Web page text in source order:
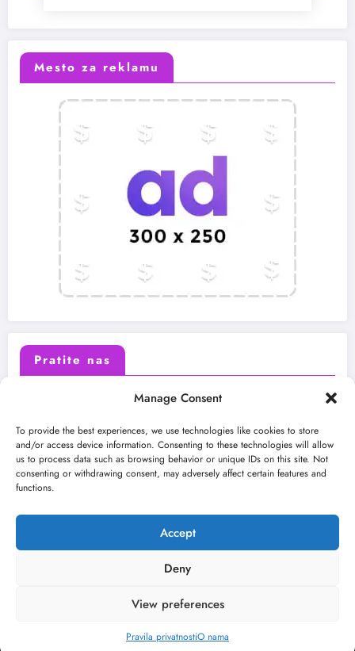
Manage Consent
To provide the best experiences, we use technologies like cookies to store
and/or access device information. Consenting to these technologies will allow
us to process data such as browsing behavior or unique IDs on this site. Not
consenting or withdrawing consent, may adversely affect certain features and
functions.
Accept
Deny
View preferences
Pravila privatnostiO nama
Mesto za reklamu
Pratite nas
Instagram Youtube
O nama Uslovi
Kontakt
Kulturni kišobran| Powered BySpiceThemes